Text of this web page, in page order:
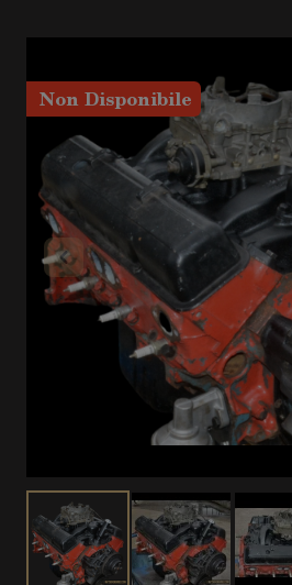
Non Disponibile